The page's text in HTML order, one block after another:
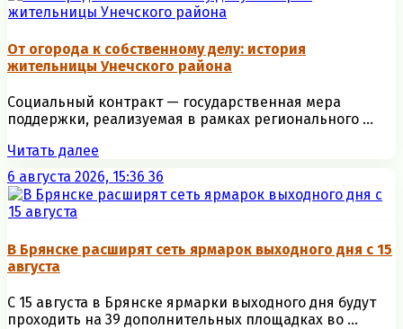
От огорода к собственному делу: история
жительницы Унечского района
Социальный контракт — государственная мера
поддержки, реализуемая в рамках регионального ...
Читать далее
6 августа 2026, 15:36 36
В Брянске расширят сеть ярмарок выходного дня с 15
августа
С 15 августа в Брянске ярмарки выходного дня будут
проходить на 39 дополнительных площадках во ...